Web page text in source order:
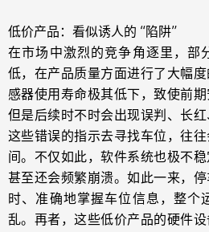
低价产品：看似诱人的 “陷阱”
在市场中激烈的竞争角逐里，部
低，在产品质量方面进行了大幅
感器使用寿命极其低下，致使前
但是后续时不时会出现误判、长
这些错误的指示去寻找车位，往
间。不仅如此，软件系统也极不稳
甚至还会频繁崩溃。如此一来，
时、准确地掌握车位信息，整个
乱。再者，这些低价产品的硬件